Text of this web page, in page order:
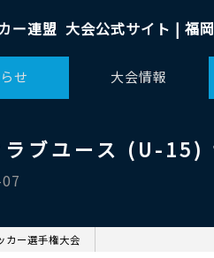
ー連盟 大会公式サイト | 福岡
せ 大会情報
ブユース (U-15)
カー選手権大会